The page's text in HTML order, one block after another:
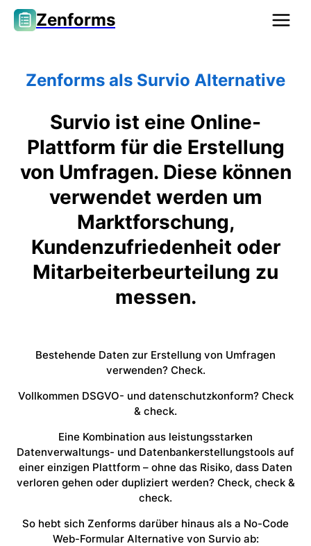
Zenforms
Zenforms als Survio Alternative
Survio ist eine Online-
Plattform für die Erstellung
von Umfragen. Diese können
verwendet werden um
Marktforschung,
Kundenzufriedenheit oder
Mitarbeiterbeurteilung zu
messen.
Bestehende Daten zur Erstellung von Umfragen
verwenden? Check.
Vollkommen DSGVO- und datenschutzkonform? Check
& check.
Eine Kombination aus leistungsstarken
Datenverwaltungs- und Datenbankerstellungstools auf
einer einzigen Plattform – ohne das Risiko, dass Daten
verloren gehen oder dupliziert werden? Check, check &
check.
So hebt sich Zenforms darüber hinaus als a No-Code
Web-Formular Alternative von Survio ab: